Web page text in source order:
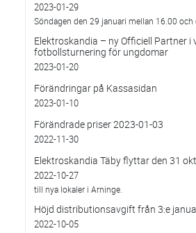
2023-01-29
Söndagen den 29 januari mellan 16.00 och
Elektroskandia – ny Officiell Partner i
fotbollsturnering för ungdomar
2023-01-20
Förändringar på Kassasidan
2023-01-10
Förändrade priser 2023-01-03
2022-11-30
Elektroskandia Täby flyttar den 31
2022-10-27
till nya lokaler i Arninge.
Höjd distributionsavgift från 3:e
2022-10-05